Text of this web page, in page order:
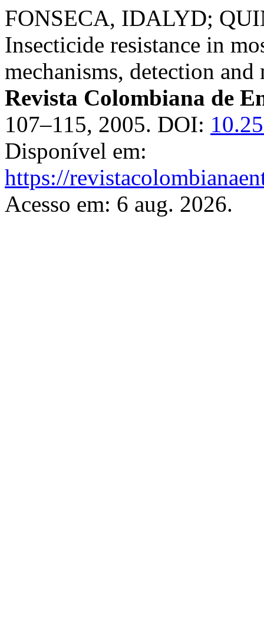
FONSECA, IDALYD;
Insecticide resistance in
mechanisms, detection
Revista Colombiana de
107–115, 2005. DOI:
Disponível em:
https://
Acesso em: 6 aug. 2026.